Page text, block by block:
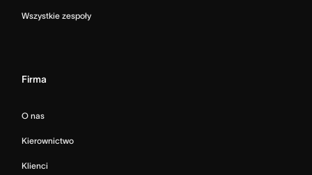
Wszystkie zespoły
Firma
O nas
Kierownictwo
Klienci